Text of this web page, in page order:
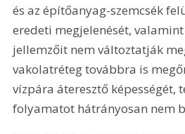
és az építőanyag-szemcsék
eredeti megjelenését,
jellemzőit nem változtatják
vakolatréteg továbbra is
vízpára áteresztő képességét,
folyamatot hátrányosan nem